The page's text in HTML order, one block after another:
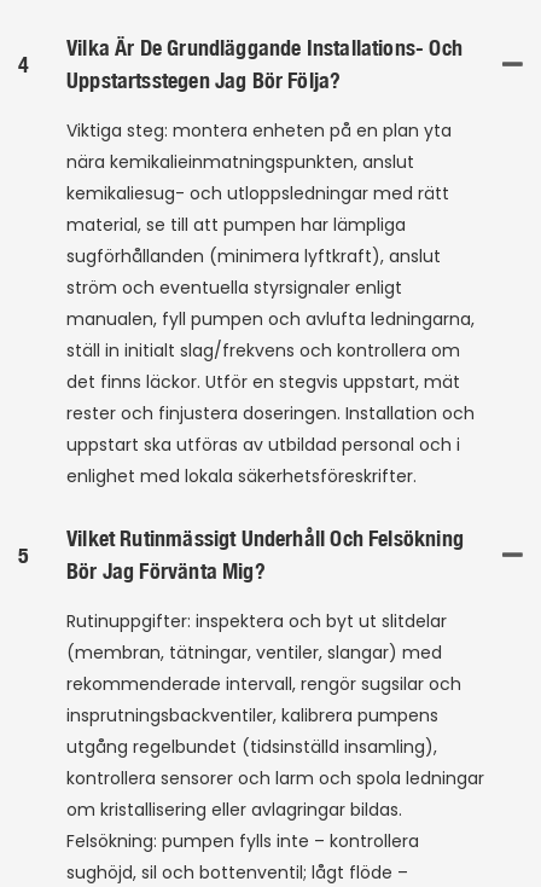
4
Vilka Är De Grundläggande Installations- Och
Uppstartsstegen Jag Bör Följa?
Viktiga steg: montera enheten på en plan yta
nära kemikalieinmatningspunkten, anslut
kemikaliesug- och utloppsledningar med rätt
material, se till att pumpen har lämpliga
sugförhållanden (minimera lyftkraft), anslut
ström och eventuella styrsignaler enligt
manualen, fyll pumpen och avlufta ledningarna,
ställ in initialt slag/frekvens och kontrollera om
det finns läckor. Utför en stegvis uppstart, mät
rester och finjustera doseringen. Installation och
uppstart ska utföras av utbildad personal och i
enlighet med lokala säkerhetsföreskrifter.
5
Vilket Rutinmässigt Underhåll Och Felsökning
Bör Jag Förvänta Mig?
Rutinuppgifter: inspektera och byt ut slitdelar
(membran, tätningar, ventiler, slangar) med
rekommenderade intervall, rengör sugsilar och
insprutningsbackventiler, kalibrera pumpens
utgång regelbundet (tidsinställd insamling),
kontrollera sensorer och larm och spola ledningar
om kristallisering eller avlagringar bildas.
Felsökning: pumpen fylls inte – kontrollera
sughöjd, sil och bottenventil; lågt flöde –